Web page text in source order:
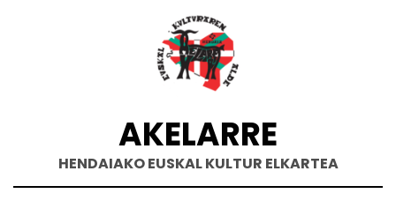
AKELARRE
HENDAIAKO EUSKAL KULTUR ELKARTEA